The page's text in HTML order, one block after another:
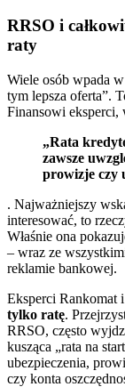
RRSO i
raty
Wiele osób wpada
tym lepsza oferta”.
Finansowi eksperci,
„Rata
zawsze
prowizje czy
. Najważniejszy
interesować, to
Właśnie ona
– wraz ze
reklamie bankowej.
Eksperci Rankomat
tylko ratę.
RRSO, często
kusząca „rata na
ubezpieczenia,
czy konta